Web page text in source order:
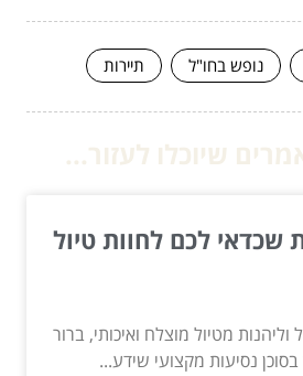
נופש בחו"ל תיירות
שיוכלו לעזור...
שכדאי לכם לחוות טיול
וליהנות מטיול מוצלח ואיכותי, ברור
נסיעות מקצועי שידע...